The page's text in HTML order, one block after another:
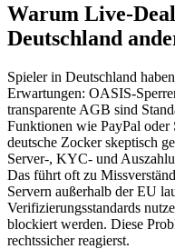
Warum Live-
Deutschland
Spieler in Deutschland
Erwartungen: OASIS-
transparente AGB sind
Funktionen wie PayPal
deutsche Zocker skeptisch
Server-, KYC- und
Das führt oft zu
Servern außerhalb der EU
Verifizierungsstandards
blockiert werden. Diese
rechtssicher reagierst.